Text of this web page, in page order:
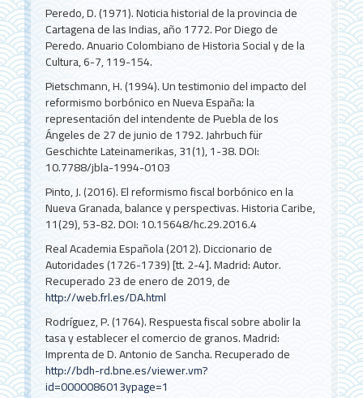
Peredo, D. (1971). Noticia historial de la provincia de
Cartagena de las Indias, año 1772. Por Diego de
Peredo. Anuario Colombiano de Historia Social y de la
Cultura, 6-7, 119-154.
Pietschmann, H. (1994). Un testimonio del impacto del
reformismo borbónico en Nueva España: la
representación del intendente de Puebla de los
Ángeles de 27 de junio de 1792. Jahrbuch für
Geschichte Lateinamerikas, 31(1), 1-38. DOI:
10.7788/jbla-1994-0103
Pinto, J. (2016). El reformismo fiscal borbónico en la
Nueva Granada, balance y perspectivas. Historia Caribe,
11(29), 53-82. DOI: 10.15648/hc.29.2016.4
Real Academia Española (2012). Diccionario de
Autoridades (1726-1739) [tt. 2-4]. Madrid: Autor.
Recuperado 23 de enero de 2019, de
http://web.frl.es/DA.html
Rodríguez, P. (1764). Respuesta fiscal sobre abolir la
tasa y establecer el comercio de granos. Madrid:
Imprenta de D. Antonio de Sancha. Recuperado de
http://bdh-rd.bne.es/viewer.vm?
id=0000086013ypage=1